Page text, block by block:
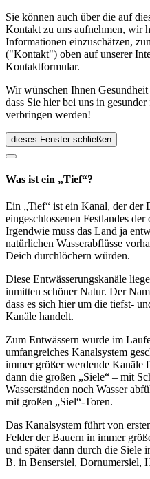
Sie können auch über die auf
Kontakt zu uns aufnehmen, wir
Informationen einzuschätzen,
("Kontakt") oben auf unserer
Kontaktformular.
Wir wünschen Ihnen
dass Sie hier bei uns in
verbringen werden!
dieses Fenster schließen
Was ist ein „Tief“?
Ein „Tief“ ist ein Kanal, der der
eingeschlossenen Festlandes
Irgendwie muss das Land ja
natürlichen Wasserabflüsse
Deich durchlöchern würden.
Diese Entwässerungskanäle
inmitten schöner Natur. Der
dass es sich hier um die tiefst-
Kanäle handelt.
Zum Entwässern wurde im
umfangreiches Kanalsystem
immer größer werdende Kanäle
dann die großen „Siele“ – mit
Wasserständen noch Wasser
mit großen „Siel“-Toren.
Das Kanalsystem führt von
Felder der Bauern in immer
und später dann durch die Siele
B. in Bensersiel, Dornumersiel,